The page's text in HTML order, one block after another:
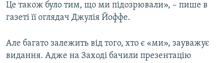
Це також було тим, що ми підозрювали», – пише в
газеті її оглядач Джулія Йоффе.
Але багато залежить від того, хто є «ми», зауважує
видання. Адже на Заході бачили презентацію